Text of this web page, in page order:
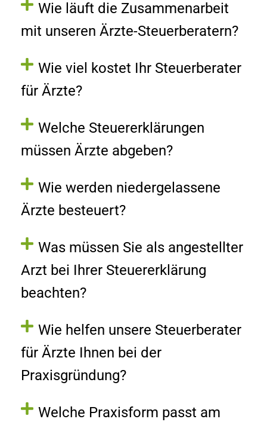
Wie läuft die Zusammenarbeit
mit unseren Ärzte-Steuerberatern?
Wie viel kostet Ihr Steuerberater
für Ärzte?
Welche Steuererklärungen
müssen Ärzte abgeben?
Wie werden niedergelassene
Ärzte besteuert?
Was müssen Sie als angestellter
Arzt bei Ihrer Steuererklärung
beachten?
Wie helfen unsere Steuerberater
für Ärzte Ihnen bei der
Praxisgründung?
Welche Praxisform passt am